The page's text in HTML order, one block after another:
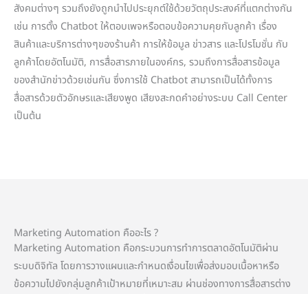
สังคมต่างๆ รวมถึงยังถูกนำไปประยุกต์ใช้ด้วยวัตถุประสงค์ที่แตกต่างกัน
เช่น การตั้ง Chatbot ให้ตอบเพจหรือตอบข้อความคุยกับลูกค้า เรื่อง
สินค้าและบริการต่างๆของร้านค้า การให้ข้อมูล ข่าวสาร และโปรโมชั่น กับ
ลูกค้าโดยอัตโนมัติ, การสื่อสารภายในองค์กร, รวมถึงการสื่อสารข้อมูล
ของสำนักข่าวด้วยเช่นกัน ซึ่งการใช้ Chatbot สามารถเป็นได้ทั้งการ
สื่อสารด้วยตัวอักษรและเสียงพูด เสียงสะกดคำอย่างระบบ Call Center
เป็นต้น
Marketing Automation คืออะไร ?
Marketing Automation คือกระบวนการทำการตลาดอัตโนมัติผ่าน
ระบบดิจิทัล โดยการวางแผนและกำหนดเงื่อนไขเพื่อส่งมอบเนื้อหาหรือ
ข้อความไปยังกลุ่มลูกค้าเป้าหมายที่เหมาะสม ผ่านช่องทางการสื่อสารต่าง